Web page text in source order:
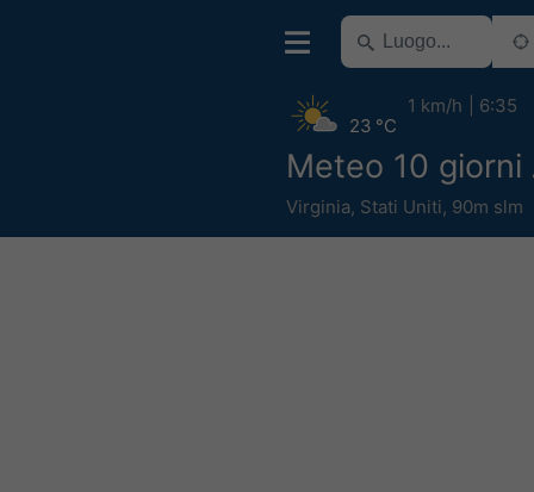
Meteo 10 giorni
Virginia, Stati Uniti, 90m slm
23 °C
1 km/h 6:35